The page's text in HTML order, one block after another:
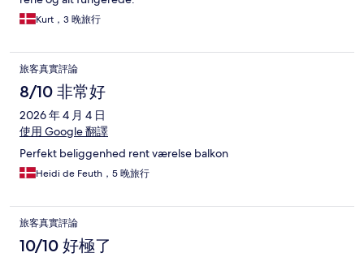
Kurt，3 晚旅行
旅客真實評論
8/10 非常好
2026 年 4 月 4 日
使用 Google 翻譯
Perfekt beliggenhed rent værelse balkon
Heidi de Feuth，5 晚旅行
旅客真實評論
10/10 好極了